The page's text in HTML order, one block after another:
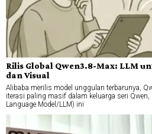
Rilis Global Qwen3.8-Max: LLM
dan Visual
Alibaba merilis model unggulan terbarunya,
iterasi paling masif dalam keluarga seri Qwen,
Language Model/LLM) ini